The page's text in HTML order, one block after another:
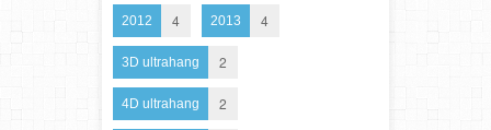
2012 4 2013 4
3D ultrahang 2
4D ultrahang 2